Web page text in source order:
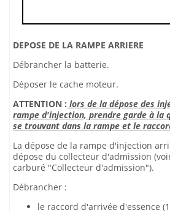
DEPOSE DE LA RAMPE ARRIERE
Débrancher la batterie.
Déposer le cache moteur.
ATTENTION : lors de la dépose des
rampe d'injection, prendre garde à la
se trouvant dans la rampe et le
La dépose de la rampe d'injection
dépose du collecteur d'admission
carburé "Collecteur d'admission").
Débrancher :
le raccord d'arrivée d'essence